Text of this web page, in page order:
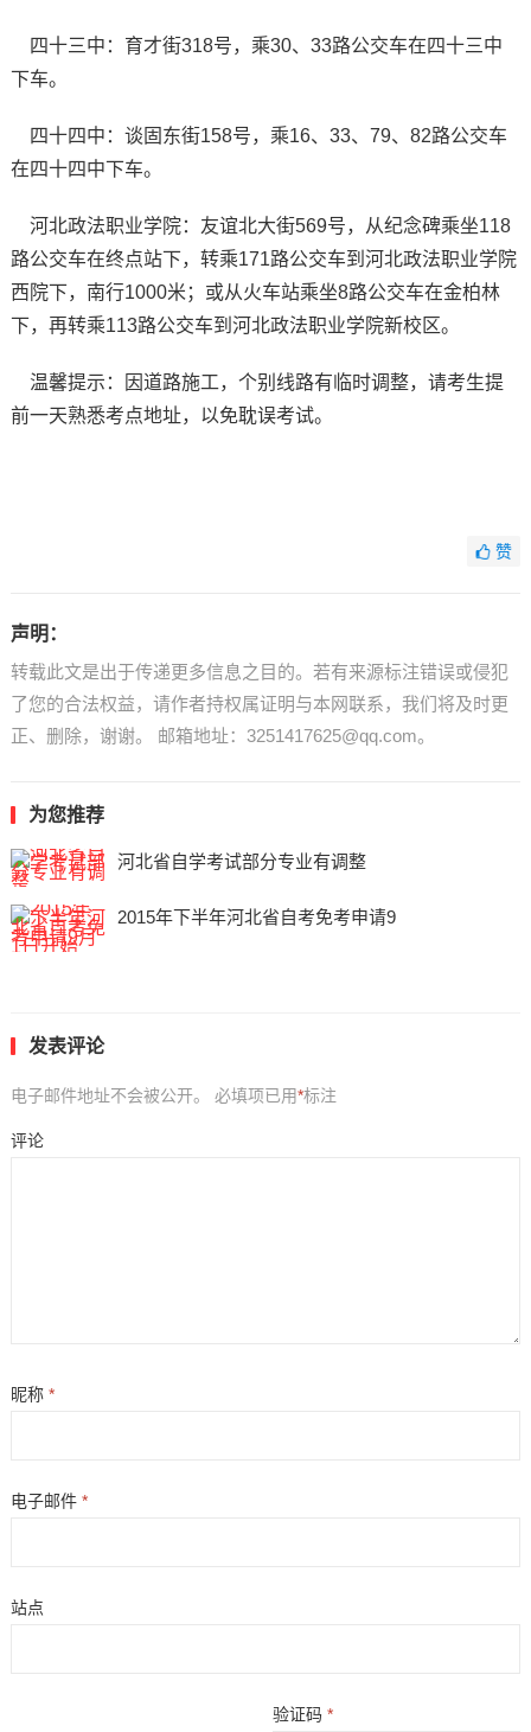
四十三中：育才街318号，乘30、33路公交车在四十三中
下车。
四十四中：谈固东街158号，乘16、33、79、82路公交车
在四十四中下车。
河北政法职业学院：友谊北大街569号，从纪念碑乘坐118
路公交车在终点站下，转乘171路公交车到河北政法职业学院
西院下，南行1000米；或从火车站乘坐8路公交车在金柏林
下，再转乘113路公交车到河北政法职业学院新校区。
温馨提示：因道路施工，个别线路有临时调整，请考生提
前一天熟悉考点地址，以免耽误考试。
赞
声明：
转载此文是出于传递更多信息之目的。若有来源标注错误或侵犯
了您的合法权益，请作者持权属证明与本网联系，我们将及时更
正、删除，谢谢。 邮箱地址：3251417625@qq.com。
为您推荐
河北省自学考试部分专业有调整
2015年下半年河北省自考免考申请9
发表评论
电子邮件地址不会被公开。 必填项已用*标注
评论
昵称 *
电子邮件 *
站点
验证码*